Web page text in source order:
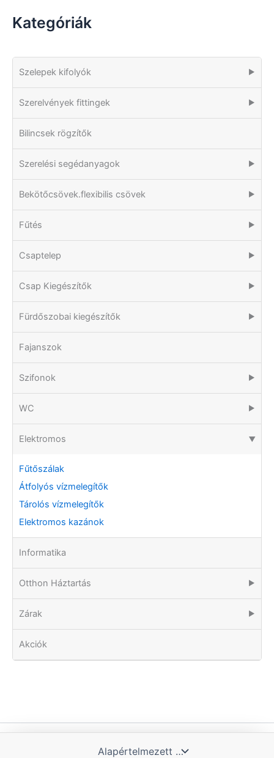
Kategóriák
Szelepek kifolyók ▶
Szerelvények fittingek ▶
Bilincsek rögzítők
Szerelési segédanyagok ▶
Bekötőcsövek.flexibilis csövek ▶
Fűtés ▶
Csaptelep ▶
Csap Kiegészítők ▶
Fürdőszobai kiegészítők ▶
Fajanszok
Szifonok ▶
WC ▶
Elektromos ▶
Fűtőszálak
Átfolyós vízmelegítők
Tárolós vízmelegítők
Elektromos kazánok
Informatika
Otthon Háztartás ▶
Zárak ▶
Akciók
Copyright © 2026 Tomka Kft. | Powered by Blue Hill IT Solutions